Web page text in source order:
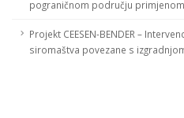
pograničnom području
Projekt CEESEN-BENDER –
siromaštva povezane s